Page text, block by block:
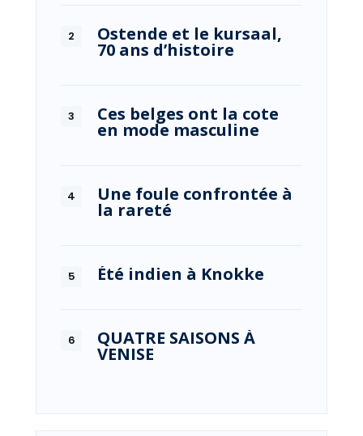
Ostende et le kursaal,
70 ans d’histoire
Ces belges ont la cote
en mode masculine
Une foule confrontée à
la rareté
Été indien à Knokke
QUATRE SAISONS À
VENISE